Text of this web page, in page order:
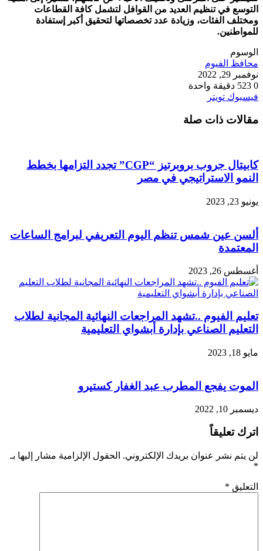
التوسع في تنظيم العديد من القوافل لتشمل كافة القطاعات
ومختلف الفئات، وزيادة عدد تخصصاتها لتحقيق أكبر إستفادة
للمواطنين.
الوسوم
محافظ الفيوم
نوفمبر 29, 2022
0
دقيقة واحدة
فيسبوك تويتر
البريد
مقالات ذات صلة
كابيتال جروب بروبرتيز “CGP” تجدد التزامها بخطط
النمو الاستراتيجي في مصر
يونيو 23, 2023
ألسن عين شمس تنظم اليوم التعريفي لبرامج الساعات
المعتمدة
أغسطس 26, 2023
تعليم الفيوم ..تشهد المراجعات النهائية المجانية لطلاب
التعليم الصناعي بإدارة أبشواي التعليمية
مايو 18, 2023
الموت يفجع المطرب عبد الغفار كستيرو
ديسمبر 10, 2022
اترك تعليقاً
لن يتم نشر عنوان بريدك الإلكتروني. الحقول الإلزامية مشار إليها بـ
*
التعليق *